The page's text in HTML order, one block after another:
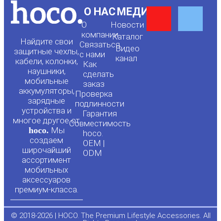
Найдите свои
защитные чехлы,
кабели, колонки,
наушники,
мобильные
аккумуляторы,
зарядные
устройства и
многое другое от
hoco. Мы
создаем
широчайший
ассортимент
мобильных
аксессуаров
премиум-класса.
О НАС
О
компании
Связаться
с нами
Как
сделать
заказ
Проверка
подлинности
Гарантия
Совместимость
hoco.
OEM |
ODM
МЕДИА
Новости
Каталог
Видео
канал
© 2018-2026 | HOCO. The Premium Lifestyle Accessories. All